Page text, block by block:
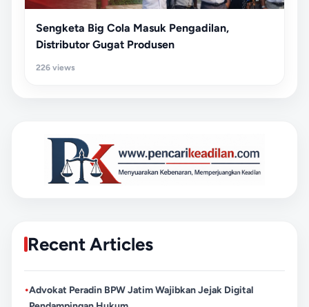
Sengketa Big Cola Masuk Pengadilan,
Distributor Gugat Produsen
226 views
Recent Articles
•Advokat Peradin BPW Jatim Wajibkan Jejak Digital